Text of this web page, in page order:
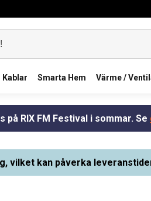
Kablar Smarta Hem Värme /
på RIX FM Festival i sommar. Se
vilket kan påverka